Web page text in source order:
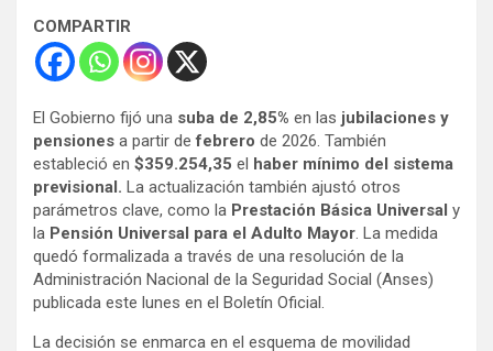
COMPARTIR
El Gobierno fijó una suba de 2,85% en las jubilaciones y
pensiones a partir defebrero de 2026. También
estableció en $359.254,35 el haber mínimo del sistema
previsional. La actualización también ajustó otros
parámetros clave, como la Prestación Básica Universal y
la Pensión Universal para el Adulto Mayor . La medida
quedó formalizada a través de una resolución de la
Administración Nacional de la Seguridad Social (Anses)
publicada este lunes en el Boletín Oficial.
La decisión se enmarca en el esquema de movilidad